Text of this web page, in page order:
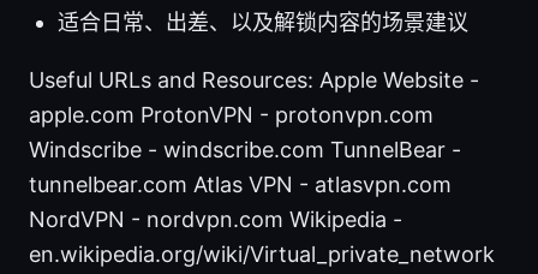
适合日常、出差、以及解锁内容的场景建议
Useful URLs and Resources: Apple Website -
apple.com ProtonVPN - protonvpn.com
Windscribe - windscribe.com TunnelBear -
tunnelbear.com Atlas VPN - atlasvpn.com
NordVPN - nordvpn.com Wikipedia -
en.wikipedia.org/wiki/Virtual_private_network